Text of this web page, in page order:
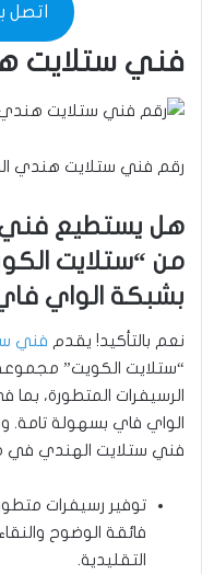
اتصل
فني ستلايت
رقم فني ستلايت هندي الشعيبة
هل يستطيع فني
من “ستلايت
بشبكة الواي
نعم بالتأكيد! يقدم فني
“ستلايت الكويت”
الرسيفرات المتطورة،
الواي فاي بسهولة تامة.
فني ستلايت الهندي في
التقليدية.